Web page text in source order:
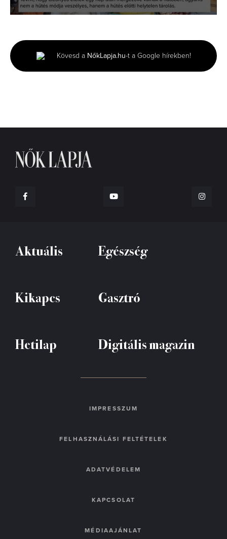
minute,
20
seconds
Kövesd a NőkLapja.hu-t a Google hírekben!
Aktuális Egészség
Kikapcs Gasztró
Hetilap Digitális magazin
IMPRESSZUM
FELHASZNÁLÁSI FELTÉTELEK
ADATVÉDELEM
KAPCSOLAT
MÉDIAAJÁNLAT